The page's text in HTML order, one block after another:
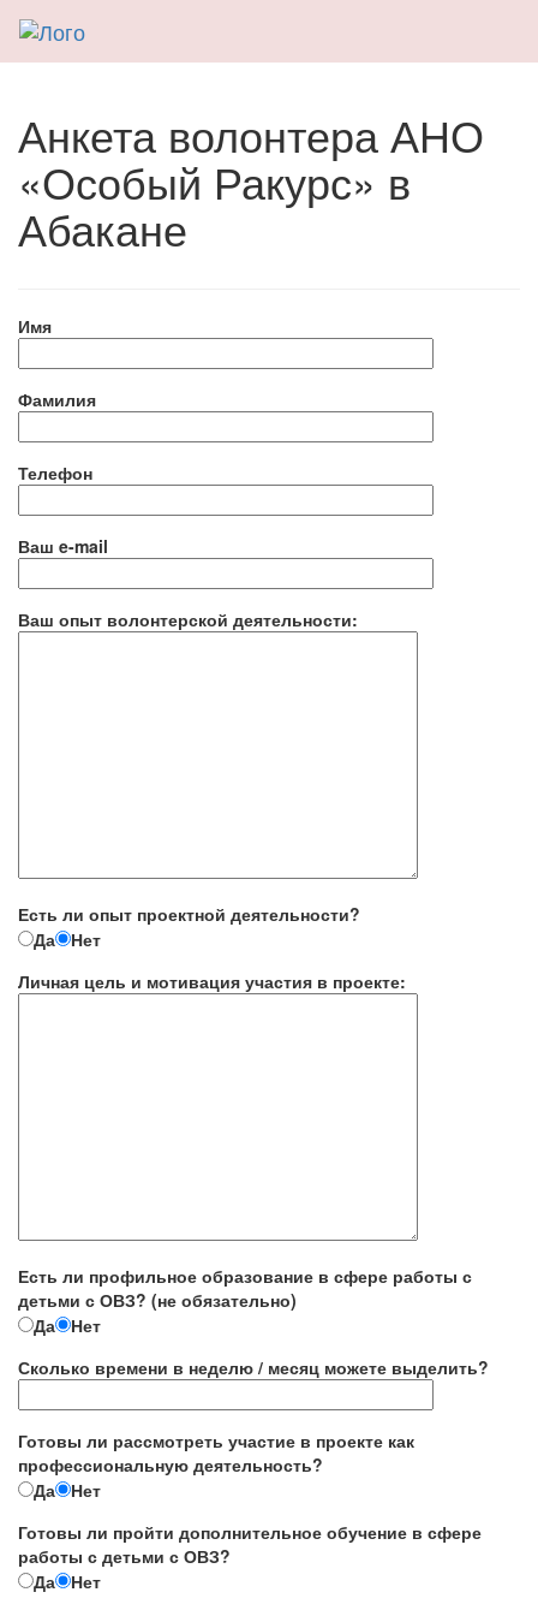
Анкета волонтера АНО
«Особый Ракурс» в
Абакане
Имя
Фамилия
Телефон
Ваш e-mail
Ваш опыт волонтерской деятельности:
Есть ли опыт проектной деятельности?
Да
Нет
Личная цель и мотивация участия в проекте:
Есть ли профильное образование в сфере работы с
детьми с ОВЗ? (не обязательно)
Да
Нет
Сколько времени в неделю / месяц можете выделить?
Готовы ли рассмотреть участие в проекте как
профессиональную деятельность?
Да
Нет
Готовы ли пройти дополнительное обучение в сфере
работы с детьми с ОВЗ?
Да
Нет